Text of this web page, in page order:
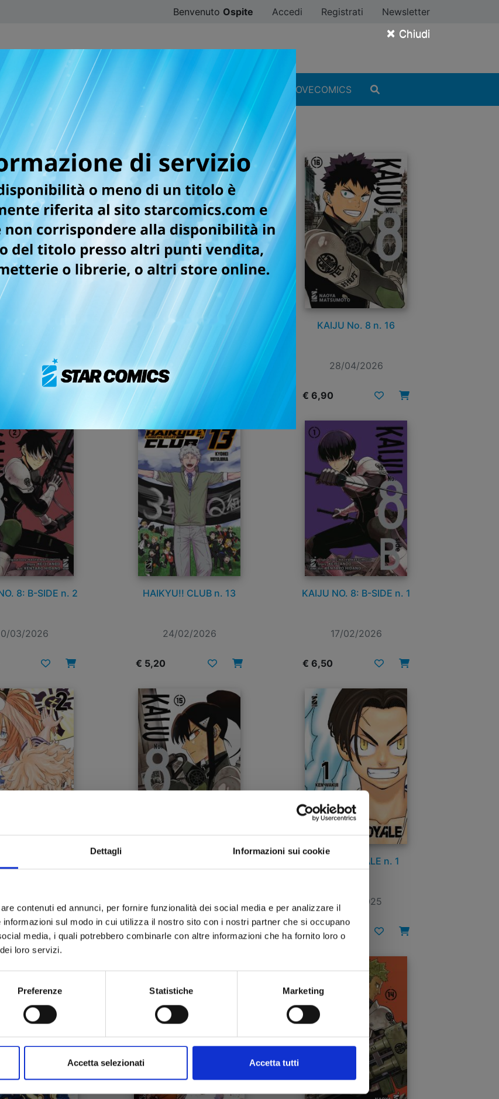
Dettagli Informazioni sui cookie
contenuti ed annunci, per fornire funzionalità dei social media e per analizzare il
sul modo in cui utilizza il nostro sito con i nostri partner che si occupano
media, i quali potrebbero combinarle con altre informazioni che ha fornito loro o
loro servizi.
Preferenze Statistiche Marketing
Accetta selezionati Accetta tutti
× Chiudi
Benvenuto Ospite Accedi Registrati Newsletter
SFOGLIA ONLINE DIGISTAR #ILOVEMANGA #ILOVECOMICS
TARGET
ROYALE n. 5
02/06/2026
KAIJU No. 8 n. 16
CELEBRATION EDITION
28/04/2026
€ 19,90
KAIJU No. 8 n. 16
28/04/2026
€ 6,90
8: B-SIDE n. 2
03/2026
HAIKYU!! CLUB n. 13
24/02/2026
€ 5,20
KAIJU NO. 8: B-SIDE n. 1
17/02/2026
€ 6,50
28/10/2025
€ 5,50
ASTRO ROYALE n. 1
28/10/2025
€ 6,50